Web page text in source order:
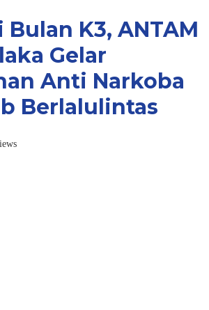
K3, ANTAM
Gelar
Anti Narkoba
Berlalulintas